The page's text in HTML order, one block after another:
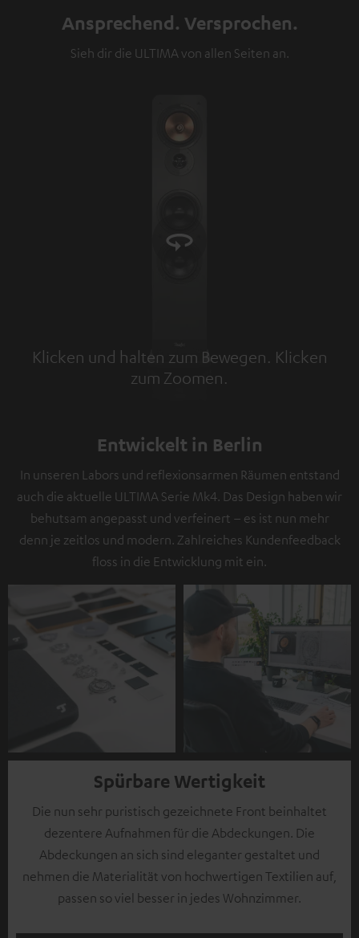
Ansprechend. Versprochen.
Sieh dir die ULTIMA von allen Seiten an.
Klicken und halten zum Bewegen. Klicken
zum Zoomen.
Tap to zoom
Entwickelt in Berlin
In unseren Labors und reflexionsarmen Räumen entstand
auch die aktuelle ULTIMA Serie Mk4. Das Design haben wir
behutsam angepasst und verfeinert – es ist nun mehr
denn je zeitlos und modern. Zahlreiches Kundenfeedback
floss in die Entwicklung mit ein.
Spürbare Wertigkeit
Die nun sehr puristisch gezeichnete Front beinhaltet
dezentere Aufnahmen für die Abdeckungen. Die
Abdeckungen an sich sind eleganter gestaltet und
nehmen die Materialität von hochwertigen Textilien auf,
passen so viel besser in jedes Wohnzimmer.